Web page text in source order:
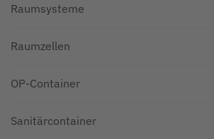
Raumsysteme
Raumzellen
OP-Container
Sanitärcontainer